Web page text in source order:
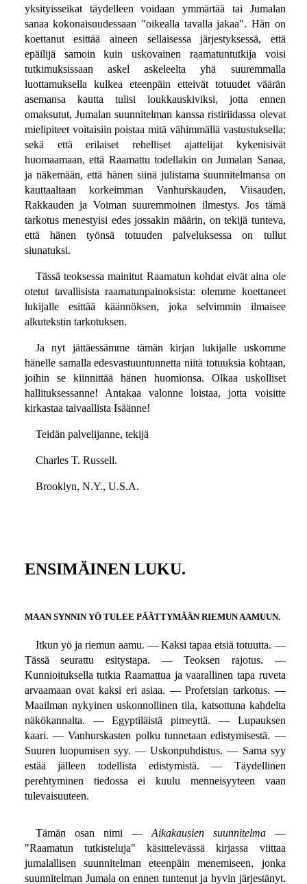
yksityisseikat täydelleen voidaan ymmärtää tai Jumalan
sanaa kokonaisuudessaan "oikealla tavalla jakaa". Hän on
koettanut esittää aineen sellaisessa järjestyksessä, että
epäilijä samoin kuin uskovainen raamatuntutkija voisi
tutkimuksissaan askel askeleelta yhä suuremmalla
luottamuksella kulkea eteenpäin etteivät totuudet väärän
asemansa kautta tulisi loukkauskiviksi, jotta ennen
omaksutut, Jumalan suunnitelman kanssa ristiriidassa olevat
mielipiteet voitaisiin poistaa mitä vähimmällä vastustuksella;
sekä että erilaiset rehelliset ajattelijat kykenisivät
huomaamaan, että Raamattu todellakin on Jumalan Sanaa,
ja näkemään, että hänen siinä julistama suunnitelmansa on
kauttaaltaan korkeimman Vanhurskauden, Viisauden,
Rakkauden ja Voiman suuremmoinen ilmestys. Jos tämä
tarkotus menestyisi edes jossakin määrin, on tekijä tunteva,
että hänen työnsä totuuden palveluksessa on tullut
siunatuksi.
Tässä teoksessa mainitut Raamatun kohdat eivät aina ole
otetut tavallisista raamatunpainoksista: olemme koettaneet
lukijalle esittää käännöksen, joka selvimmin ilmaisee
alkutekstin tarkotuksen.
Ja nyt jättäessämme tämän kirjan lukijalle uskomme
hänelle samalla edesvastuuntunnetta niitä totuuksia kohtaan,
joihin se kiinnittää hänen huomionsa. Olkaa uskolliset
hallituksessanne! Antakaa valonne loistaa, jotta voisitte
kirkastaa taivaallista Isäänne!
Teidän palvelijanne, tekijä
Charles T. Russell.
Brooklyn, N.Y., U.S.A.
ENSIMÄINEN LUKU.
MAAN SYNNIN YÖ TULEE PÄÄTTYMÄÄN RIEMUN AAMUUN.
Itkun yö ja riemun aamu. — Kaksi tapaa etsiä totuutta. —
Tässä seurattu esitystapa. — Teoksen rajotus. —
Kunnioituksella tutkia Raamattua ja vaarallinen tapa ruveta
arvaamaan ovat kaksi eri asiaa. — Profetsian tarkotus. —
Maailman nykyinen uskonnollinen tila, katsottuna kahdelta
näkökannalta. — Egyptiläistä pimeyttä. — Lupauksen
kaari. — Vanhurskasten polku tunnetaan edistymisestä. —
Suuren luopumisen syy. — Uskonpuhdistus. — Sama syy
estää jälleen todellista edistymistä. — Täydellinen
perehtyminen tiedossa ei kuulu menneisyyteen vaan
tulevaisuuteen.
Tämän osan nimi — Aikakausien suunnitelma—
"Raamatun tutkisteluja" käsittelevässä kirjassa viittaa
jumalallisen suunnitelman eteenpäin menemiseen, jonka
suunnitelman Jumala on ennen tuntenut ja hyvin järjestänyt.